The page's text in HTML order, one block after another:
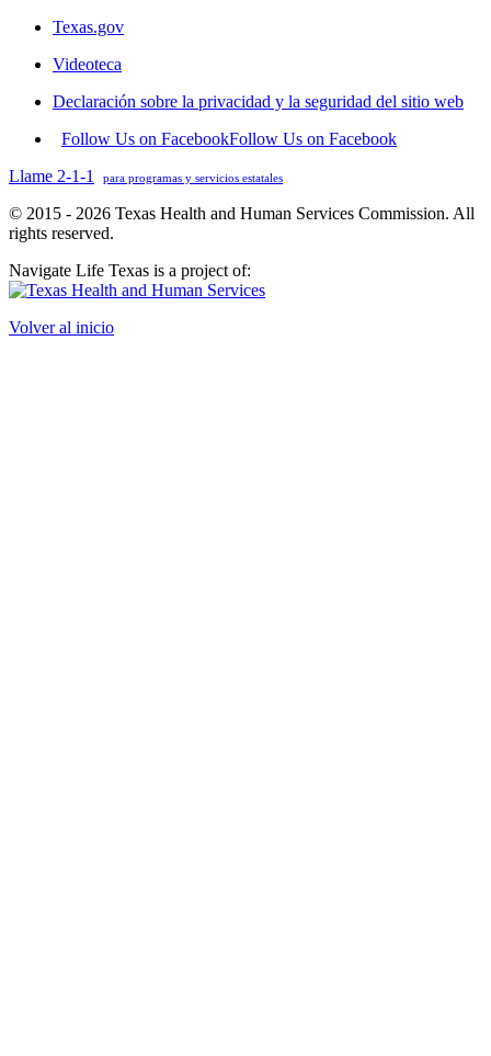
Texas.gov
Videoteca
Declaración sobre la privacidad y la seguridad del sitio web
Follow Us on FacebookFollow Us on Facebook
Llame 2-1-1
para programas y servicios estatales
© 2015 - 2026 Texas Health and Human Services Commission. All
rights reserved.
Navigate Life Texas is a project of:
Volver al inicio